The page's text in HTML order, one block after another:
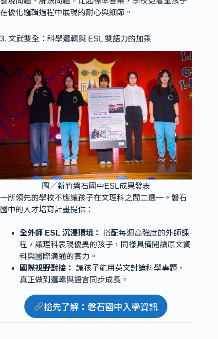
在優化邏輯過程中展現的耐心與細節。
3. 文武雙全：科學邏輯與 ESL 雙語力的加乘
圖／新竹磐石國中ESL成果發表
一所領先的學校不應讓孩子在文理科之間二選一。磐石
國中的人才培育計畫提供：
全外師 ESL 沉浸環境：
搭配每週高強度的外師課
程，讓理科表現優異的孩子，同樣具備閱讀原文資
料與國際溝通的實力。
國際視野對接：
讓孩子能用英文討論科學專題，
真正做到邏輯與語言同步成長。
搶先了解 ：磐石國中入學資訊